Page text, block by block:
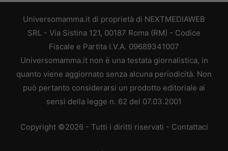
Universomamma.it di proprietà di NEXTMEDIAWEB
SRL - Via Sistina 121, 00187 Roma (RM) - Codice
Fiscale e Partita I.V.A. 09689341007
Universomamma.it non è una testata giornalistica, in
quanto viene aggiornato senza alcuna periodicità. Non
può pertanto considerarsi un prodotto editoriale ai
sensi della legge n. 62 del 07.03.2001
Copyright ©2026 - Tutti i diritti riservati - Contattaci